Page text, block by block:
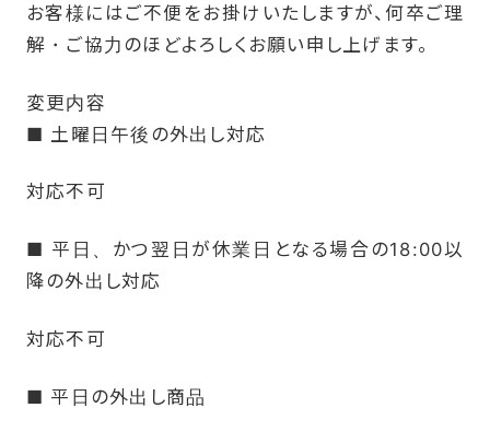
お客様にはご不便をお掛けいたしますが、何卒ご理
解・ご協力のほどよろしくお願い申し上げます。
変更内容
■ 土曜日午後の外出し対応
対応不可
■ 平日、かつ翌日が休業日となる場合の18:00以
降の外出し対応
対応不可
■ 平日の外出し商品